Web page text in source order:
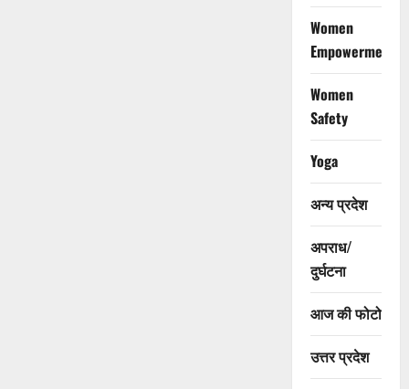
Women
Empowerment
Women
Safety
Yoga
अन्य प्रदेश
अपराध/
दुर्घटना
आज की फोटो
उत्तर प्रदेश